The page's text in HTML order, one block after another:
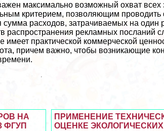
максимально возможный охват
критерием, позволяющим проводить
расходов, затрачиваемых на один
рекламных посланий
пpaктической коммерческой
причем важно, чтобы возникающие
ПРИМЕНЕНИЕ
ОЦЕНКЕ
НА
ФГУП